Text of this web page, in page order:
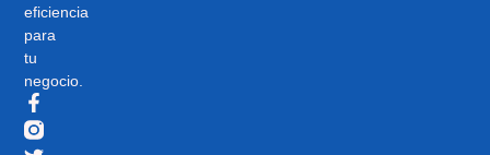
eficiencia
para
tu
negocio.